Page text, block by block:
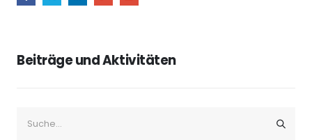
Beiträge und Aktivitäten